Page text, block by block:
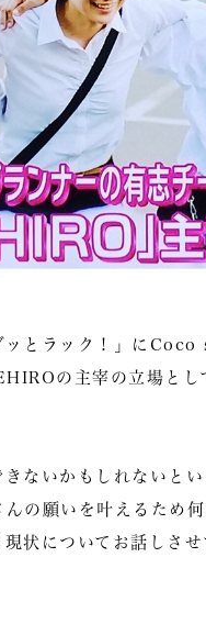
ッとラック！」に
の主宰の立場とし
ないかもしれないと
の願いを叶えるため
状についてお話しさせ